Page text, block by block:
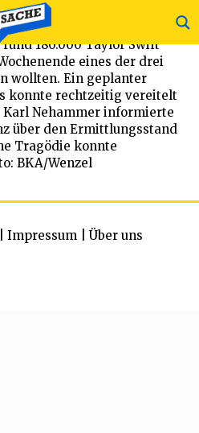
180.000 Taylor Swift
eines der drei
wollten. Ein geplanter
konnte rechtzeitig vereitelt
Nehammer informierte
über den Ermittlungsstand
Tragödie konnte
BKA/Wenzel
Impressum Über uns